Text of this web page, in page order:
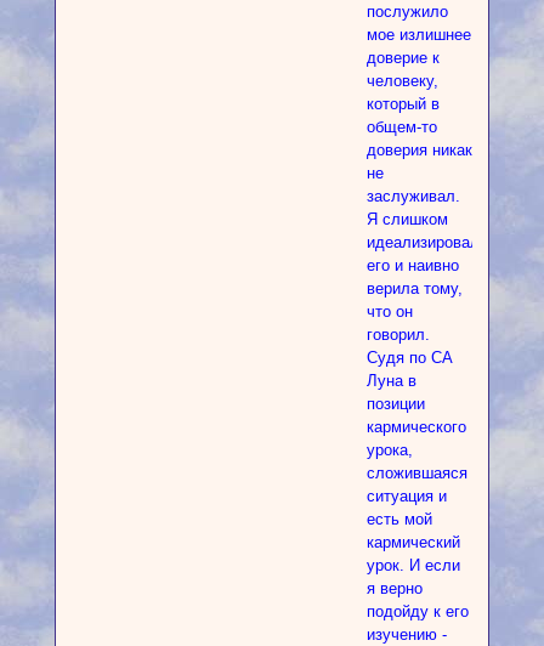
послужило
мое излишнее
доверие к
человеку,
который в
общем-то
доверия никак
не
заслуживал.
Я слишком
идеализировала
его и наивно
верила тому,
что он
говорил.
Судя по СА
Луна в
позиции
кармического
урока,
сложившаяся
ситуация и
есть мой
кармический
урок. И если
я верно
подойду к его
изучению -